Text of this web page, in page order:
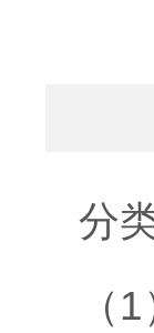
分
（